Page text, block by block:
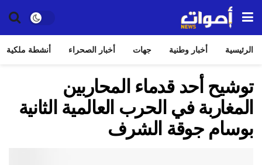
الرئيسية أخبار وطنية جهات أخبار الصحراء أنشطة ملكية
توشيح أحد قدماء المحاربين
المغاربة في الحرب العالمية الثانية
بوسام جوقة الشرف